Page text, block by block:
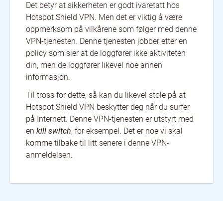
Ukraine
United Kingdom
United States
Uruguay
Uzbekistan
Venezuela
Vietnam
Det betyr at sikkerheten er godt ivaretatt hos
Hotspot Shield VPN. Men det er viktig å være
oppmerksom på vilkårene som følger med denne
VPN-tjenesten. Denne tjenesten jobber etter en
policy som sier at de loggfører ikke aktiviteten
din, men de loggfører likevel noe annen
informasjon.
Til tross for dette, så kan du likevel stole på at
Hotspot Shield VPN beskytter deg når du surfer
på Internett. Denne VPN-tjenesten er utstyrt med
en kill switch, for eksempel. Det er noe vi skal
komme tilbake til litt senere i denne VPN-
anmeldelsen.